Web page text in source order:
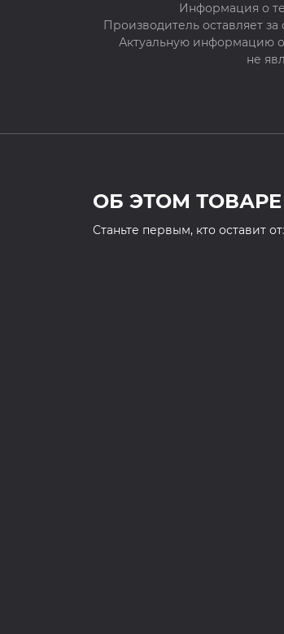
Информация о
Производитель оставляет
Актуальную информацию
не
ОБ ЭТОМ
Cтаньте первым, кто оставит